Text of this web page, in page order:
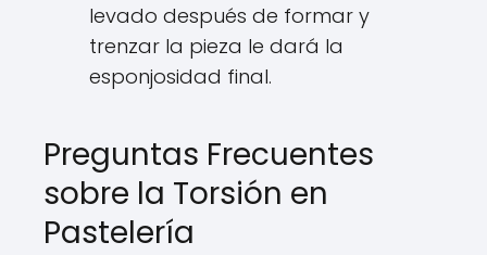
levado después de formar y
trenzar la pieza le dará la
esponjosidad final.
Preguntas Frecuentes
sobre la Torsión en
Pastelería